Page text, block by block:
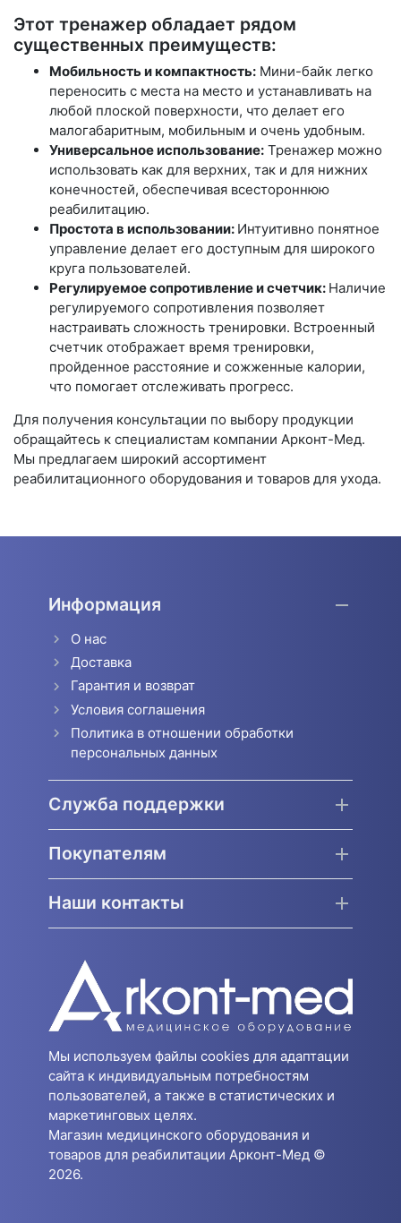
Этот тренажер обладает рядом
существенных преимуществ:
Мобильность и компактность: Мини-байк легко
переносить с места на место и устанавливать на
любой плоской поверхности, что делает его
малогабаритным, мобильным и очень удобным.
Универсальное использование: Тренажер можно
использовать как для верхних, так и для нижних
конечностей, обеспечивая всестороннюю
реабилитацию.
Простота в использовании: Интуитивно понятное
управление делает его доступным для широкого
круга пользователей.
Регулируемое сопротивление и счетчик: Наличие
регулируемого сопротивления позволяет
настраивать сложность тренировки. Встроенный
счетчик отображает время тренировки,
пройденное расстояние и сожженные калории,
что помогает отслеживать прогресс.
Для получения консультации по выбору продукции
обращайтесь к специалистам компании Арконт-Мед.
Мы предлагаем широкий ассортимент
реабилитационного оборудования и товаров для ухода.
Информация
О нас
Доставка
Гарантия и возврат
Условия соглашения
Политика в отношении обработки
персональных данных
Служба поддержки
Покупателям
Наши контакты
Мы используем файлы cookies для адаптации
сайта к индивидуальным потребностям
пользователей, а также в статистических и
маркетинговых целях.
Магазин медицинского оборудования и
товаров для реабилитации Арконт-Мед ©
2026.